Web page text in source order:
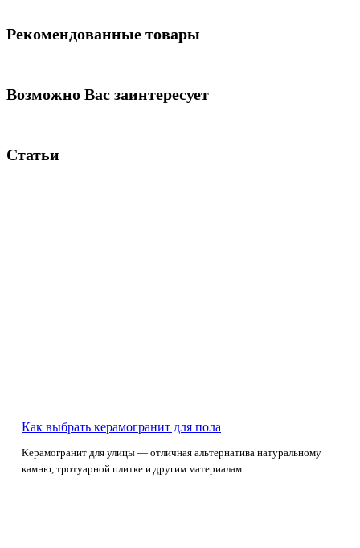
Рекомендованные товары
Возможно Вас заинтересует
Статьи
Как выбрать керамогранит для пола
Керамогранит для улицы — отличная альтернатива натуральному
камню, тротуарной плитке и другим материалам...